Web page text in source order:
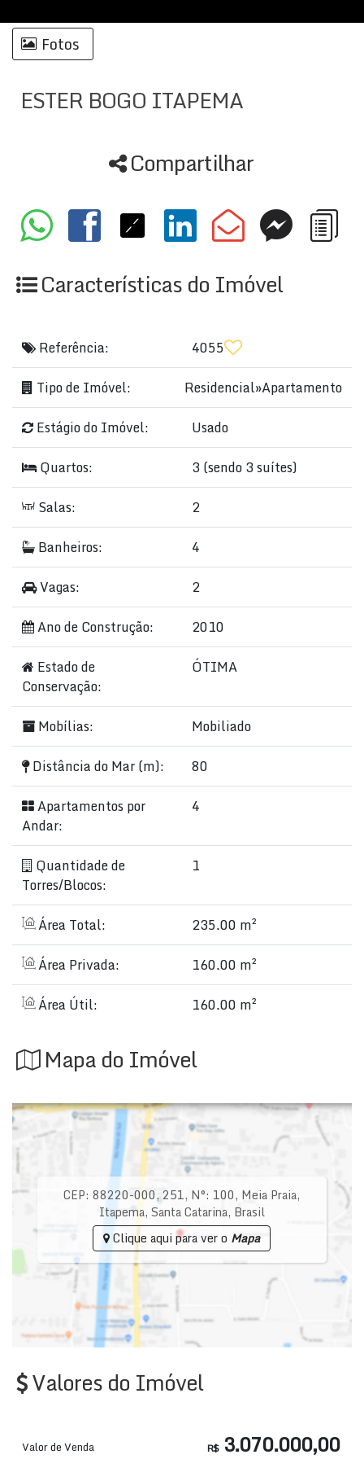
Fotos
ESTER BOGO ITAPEMA
Compartilhar
Características do Imóvel
Referência:
4055
Tipo de Imóvel:
Residencial»Apartamento
Estágio do Imóvel:
Usado
Quartos:
3 (sendo 3 suítes)
Salas:
2
Banheiros:
4
Vagas:
2
Ano de Construção:
2010
Estado de
Conservação:
ÓTIMA
Mobílias:
Mobiliado
Distância do Mar (m):
80
Apartamentos por
Andar:
4
Quantidade de
Torres/Blocos:
1
Área Total:
235.00 m²
Área Privada:
160.00 m²
Área Útil:
160.00 m²
Mapa do Imóvel
CEP: 88220-000,251, N°: 100, Meia Praia,
Itapema, Santa Catarina, Brasil
Clique aqui para ver o Mapa
Valores do Imóvel
R$3.070.000,00
Valor de Venda